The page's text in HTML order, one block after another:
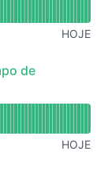
HOJE
de atividade
de
HOJE